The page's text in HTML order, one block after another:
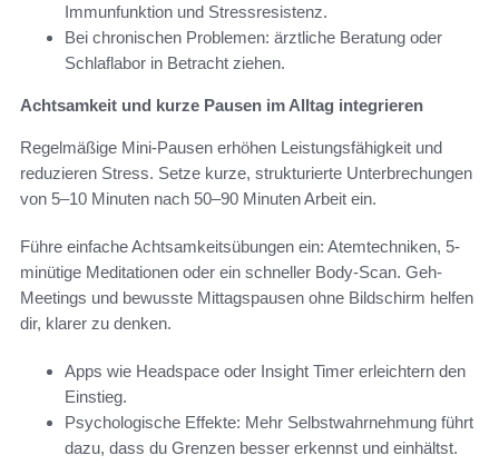
Immunfunktion und Stressresistenz.
Bei chronischen Problemen: ärztliche Beratung oder
Schlaflabor in Betracht ziehen.
Achtsamkeit und kurze Pausen im Alltag integrieren
Regelmäßige Mini-Pausen erhöhen Leistungsfähigkeit und
reduzieren Stress. Setze kurze, strukturierte Unterbrechungen
von 5–10 Minuten nach 50–90 Minuten Arbeit ein.
Führe einfache Achtsamkeitsübungen ein: Atemtechniken, 5-
minütige Meditationen oder ein schneller Body-Scan. Geh-
Meetings und bewusste Mittagspausen ohne Bildschirm helfen
dir, klarer zu denken.
Apps wie Headspace oder Insight Timer erleichtern den
Einstieg.
Psychologische Effekte: Mehr Selbstwahrnehmung führt
dazu, dass du Grenzen besser erkennst und einhältst.